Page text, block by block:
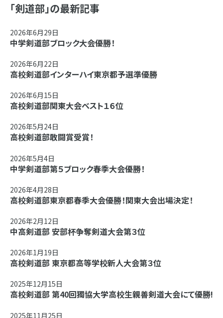
「剣道部」の最新記事
2026年6月29日
中学剣道部ブロック大会優勝！
2026年6月22日
高校剣道部インターハイ東京都予選準優勝
2026年6月15日
高校剣道部関東大会ベスト１６位
2026年5月24日
高校剣道部敢闘賞受賞！
2026年5月4日
中学剣道部第５ブロック春季大会優勝！
2026年4月28日
高校剣道部東京都春季大会優勝！関東大会出場決定！
2026年2月12日
中高剣道部 安部杯争奪剣道大会第３位
2026年1月19日
高校剣道部 東京都高等学校新人大会第３位
2025年12月15日
高校剣道部 第40回獨協大学高校生親善剣道大会にて優勝!
2025年11月25日